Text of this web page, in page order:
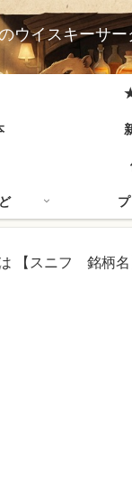
ウイスキーサ
【スニフ 銘柄名